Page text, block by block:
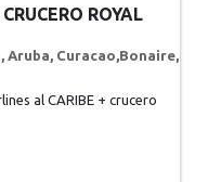
ROYAL
Aruba, Curacao,Bonaire,
al CARIBE + crucero